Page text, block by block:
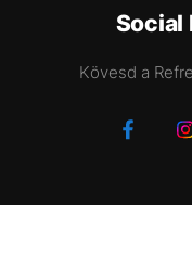
Social
Kövesd a